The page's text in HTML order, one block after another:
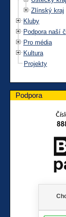
Zlínský kraj
Kluby
Podpora naší
Pro média
Kultura
Projekty
Podpora